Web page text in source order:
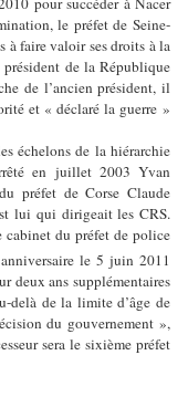
le préfet de Seine-
à faire valoir ses droits à la
de la République
de l’ancien président, il
et « déclaré la guerre »
échelons de la hiérarchie
en juillet 2003 Yvan
préfet de Corse Claude
lui qui dirigeait les CRS.
du préfet de police
le 5 juin 2011
deux ans supplémentaires
delà de la limite d’âge de
du gouvernement »,
sera le sixième préfet